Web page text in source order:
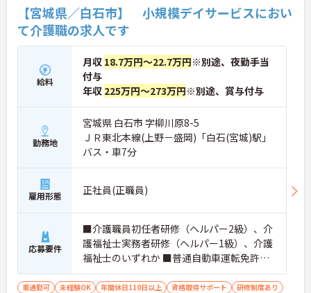
【宮城県／白石市】 小規模デイサービスにおい
て介護職の求人です
給料
月収 18.7万円～22.7万円※別途、夜勤手当
付与
年収 225万円～273万円※別途、賞与付与
勤務地
宮城県 白石市 字柳川原8-5
ＪＲ東北本線(上野－盛岡)「白石(宮城)駅」
バス・車7分
雇用形態 正社員(正職員)
応募要件
■介護職員初任者研修（ヘルパー2級）、介
護福祉士実務者研修（ヘルパー1級）、介護
福祉士のいずれか ■普通自動車運転免許（A
T車限定可） ※未経験相談可
車通勤可 未経験OK 年間休日110日以上 資格取得サポート
研修制度あり